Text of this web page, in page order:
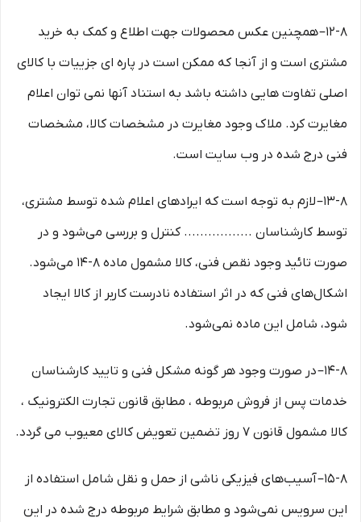
۱۲-۸– همچنین عکس محصولات جهت اطلاع و کمک به خرید
مشتری است و از آنجا که ممکن است در پاره ای جزییات با کالای
اصلی تفاوت هایی داشته باشد به استناد آنها نمی توان اعلام
مغایرت کرد. ملاک وجود مغایرت در مشخصات کالا، مشخصات
فنی درج شده در وب سایت است.
۱۳-۸– لازم به توجه است که ایرادهای اعلام شده توسط مشتری،
توسط کارشناسان ................. کنترل و بررسی می‏‌شود و در
صورت تائید وجود نقص فنی، کالا مشمول ماده ۸-۱۴ می‏‌شود.
اشکال‏‌های فنی که در اثر استفاده نادرست کاربر از کالا ایجاد
شود، شامل این ماده نمی‌‏شود.
۱۴-۸– در صورت وجود هر گونه مشکل فنی و تایید کارشناسان
خدمات پس از فروش مربوطه ، مطابق قانون تجارت الکترونیک ،
کالا مشمول قانون ۷ روز تضمین تعویض کالای معیوب می گردد.
۱۵-۸– آسیب‏‌های فیزیکی ناشی از حمل و نقل شامل استفاده از
این سرویس نمی‏‌شود و مطابق شرایط مربوطه درج شده در این